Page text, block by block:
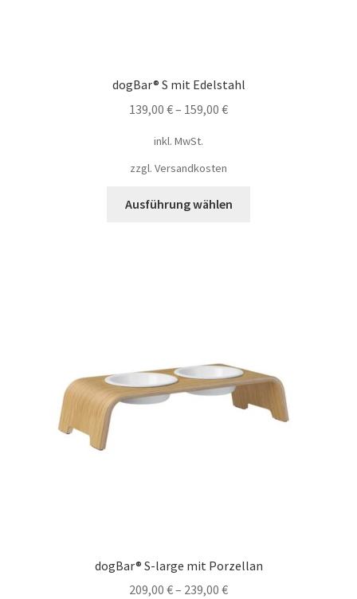
dogBar® S mit Edelstahl
139,00 €– 159,00 €
inkl. MwSt.
zzgl. Versandkosten
Ausführung wählen
dogBar® S-large mit Porzellan
209,00 €– 239,00 €